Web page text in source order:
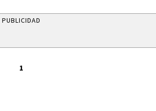
PUBLICIDAD
1